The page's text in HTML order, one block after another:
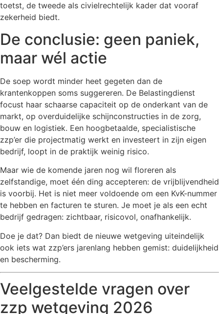
toetst, de tweede als civielrechtelijk kader dat vooraf
zekerheid biedt.
De conclusie: geen paniek,
maar wél actie
De soep wordt minder heet gegeten dan de
krantenkoppen soms suggereren. De Belastingdienst
focust haar schaarse capaciteit op de onderkant van de
markt, op overduidelijke schijnconstructies in de zorg,
bouw en logistiek. Een hoogbetaalde, specialistische
zzp’er die projectmatig werkt en investeert in zijn eigen
bedrijf, loopt in de praktijk weinig risico.
Maar wie de komende jaren nog wil floreren als
zelfstandige, moet één ding accepteren: de vrijblijvendheid
is voorbij. Het is niet meer voldoende om een KvK-nummer
te hebben en facturen te sturen. Je moet je als een echt
bedrijf gedragen: zichtbaar, risicovol, onafhankelijk.
Doe je dat? Dan biedt de nieuwe wetgeving uiteindelijk
ook iets wat zzp’ers jarenlang hebben gemist: duidelijkheid
en bescherming.
Veelgestelde vragen over
zzp wetgeving 2026